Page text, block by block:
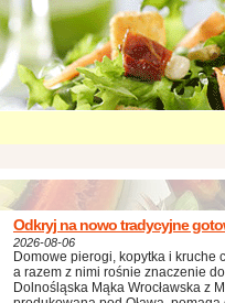
Odkryj na nowo tradycyjne
2026-08-06
Domowe pierogi, kopytka i kruche
a razem z nimi rośnie znaczenie
Dolnośląska Mąka Wrocławska z